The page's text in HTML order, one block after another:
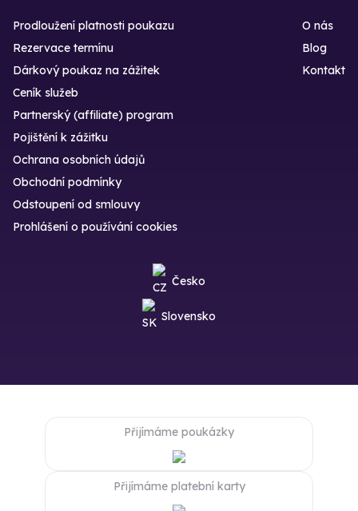
Prodloužení platnosti poukazu
Rezervace termínu
Dárkový poukaz na zážitek
O nás
Blog
Kontakt
Ceník služeb
Partnerský (affiliate) program
Pojištění k zážitku
Ochrana osobních údajů
Obchodní podmínky
Odstoupení od smlouvy
Prohlášení o používání cookies
Česko
Slovensko
Přijímáme poukázky
Přijímáme platební karty